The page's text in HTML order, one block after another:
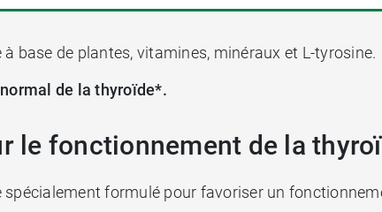
base de plantes, vitamines, minéraux et L-tyrosine.
de la thyroïde*.
le fonctionnement de la
formulé pour favoriser un